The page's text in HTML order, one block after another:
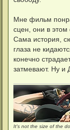
Мне фильм
сцен, они в
Сама история,
глаза не
конечно
затмевают. Ну и
It's not the size of the